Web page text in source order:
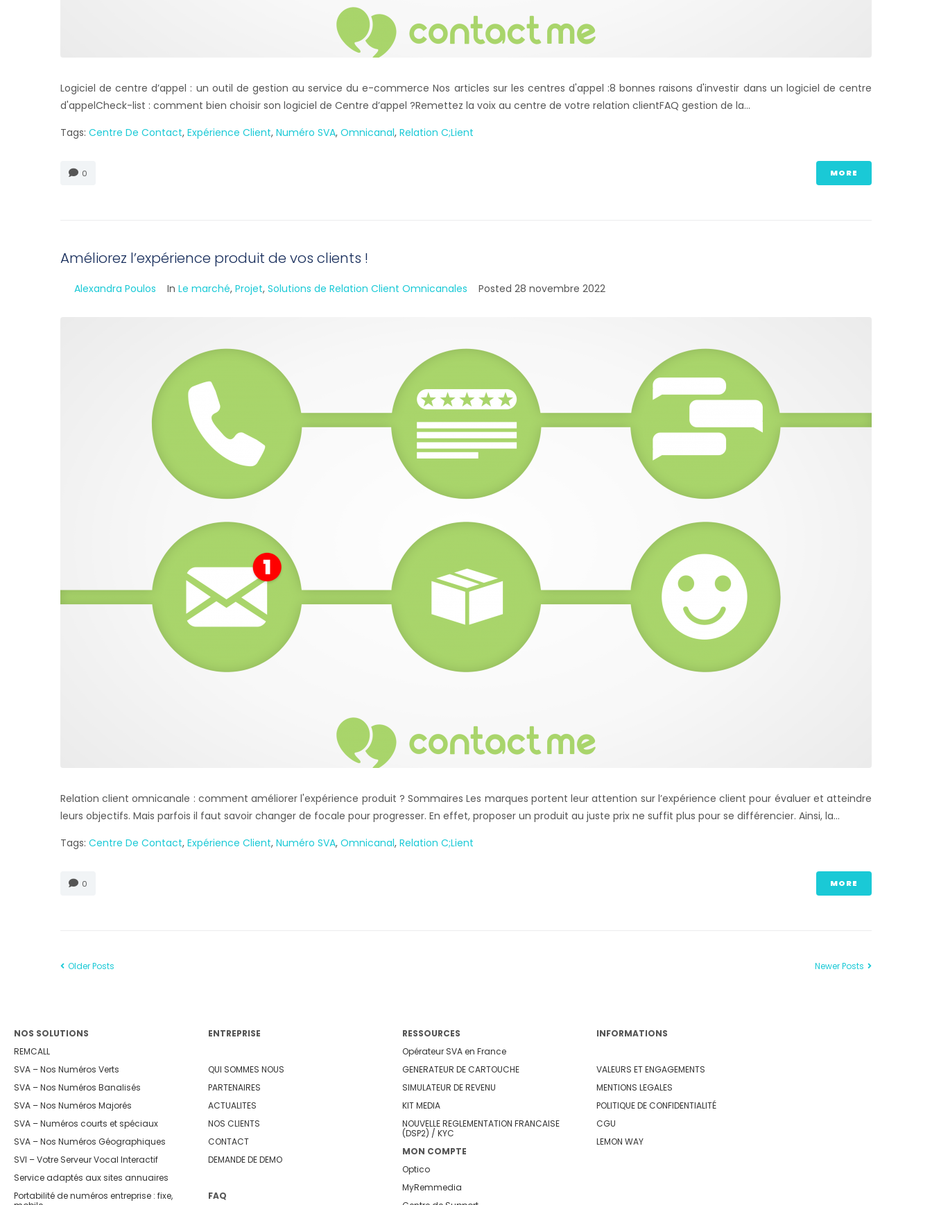
Logiciel de centre d’appel : un outil de gestion au service du e-commerce Nos articles sur les centres d'appel :8 bonnes raisons d'investir dans un logiciel de centre
d'appelCheck-list : comment bien choisir son logiciel de Centre d’appel ?Remettez la voix au centre de votre relation clientFAQ gestion de la...
Tags: Centre De Contact, Expérience Client, Numéro SVA, Omnicanal, Relation C;lient
0 MORE
Améliorez l’expérience produit de vos clients !
Alexandra Poulos In Le marché, Projet, Solutions de Relation Client Omnicanales Posted 28 novembre 2022
Relation client omnicanale : comment améliorer l'expérience produit ? Sommaires Les marques portent leur attention sur l’expérience client pour évaluer et atteindre
leurs objectifs. Mais parfois il faut savoir changer de focale pour progresser. En effet, proposer un produit au juste prix ne suffit plus pour se différencier. Ainsi, la...
Tags: Centre De Contact, Expérience Client, Numéro SVA, Omnicanal, Relation C;lient
0 MORE
Older Posts Newer Posts
NOS SOLUTIONS
REMCALL
SVA – Nos Numéros Verts
SVA – Nos Numéros Banalisés
SVA – Nos Numéros Majorés
SVA – Numéros courts et spéciaux
SVA – Nos Numéros Géographiques
SVI – Votre Serveur Vocal Interactif
Service adaptés aux sites annuaires
Portabilité de numéros entreprise : fixe,
ENTREPRISE
QUI SOMMES NOUS
PARTENAIRES
ACTUALITES
NOS CLIENTS
CONTACT
DEMANDE DE DEMO
FAQ
RESSOURCES
Opérateur SVA en France
GENERATEUR DE CARTOUCHE
SIMULATEUR DE REVENU
KIT MEDIA
NOUVELLE REGLEMENTATION FRANCAISE
(DSP2) / KYC
MON COMPTE
Optico
MyRemmedia
INFORMATIONS
VALEURS ET ENGAGEMENTS
MENTIONS LEGALES
POLITIQUE DE CONFIDENTIALITÉ
CGU
LEMON WAY